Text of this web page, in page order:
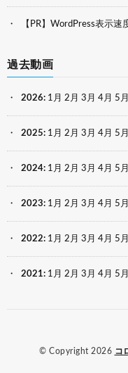
【PR】WordPress表示
過去動画
2026: 1月 2月 3月 4月 5月
2025: 1月 2月 3月 4月 5月
2024: 1月 2月 3月 4月 5月
2023: 1月 2月 3月 4月 5月
2022: 1月 2月 3月 4月 5月
2021: 1月 2月 3月 4月 5月
© Copyright 2026 コ